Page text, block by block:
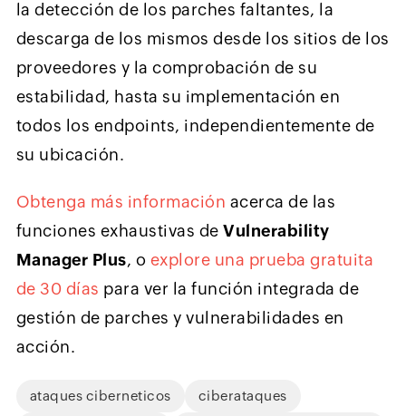
la detección de los parches faltantes, la
descarga de los mismos desde los sitios de los
proveedores y la comprobación de su
estabilidad, hasta su implementación en
todos los endpoints, independientemente de
su ubicación.
Obtenga más información acerca de las
funciones exhaustivas deVulnerability
Manager Plus, o explore una prueba gratuita
de 30 días para ver la función integrada de
gestión de parches y vulnerabilidades en
acción.
ataques ciberneticos ciberataques